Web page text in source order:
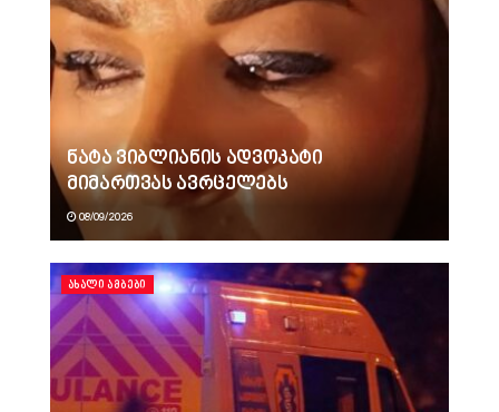
ნატა ვიბლიანის ადვოკატი
მიმართვას ავრცელებს
08/09/2026
ᲐᲮᲐᲚᲘ ᲐᲛᲑᲔᲑᲘ